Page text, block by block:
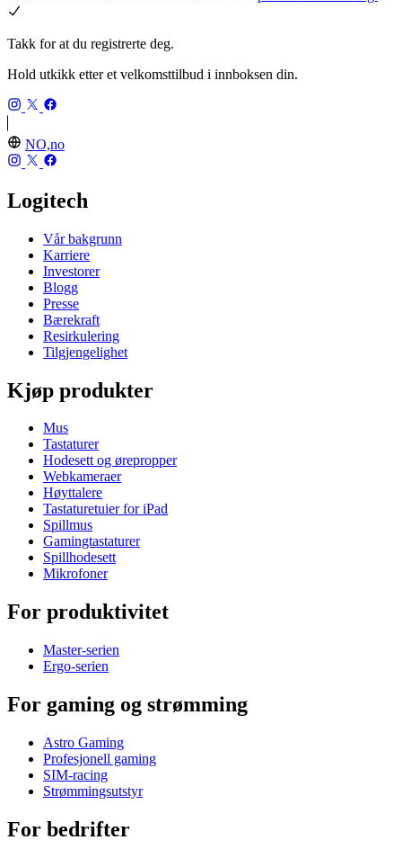
Takk for at du registrerte deg.
Hold utkikk etter et velkomsttilbud i innboksen din.
NO,no
Logitech
Vår bakgrunn
Karriere
Investorer
Blogg
Presse
Bærekraft
Resirkulering
Tilgjengelighet
Kjøp produkter
Mus
Tastaturer
Hodesett og ørepropper
Webkameraer
Høyttalere
Tastaturetuier for iPad
Spillmus
Gamingtastaturer
Spillhodesett
Mikrofoner
For produktivitet
Master-serien
Ergo-serien
For gaming og strømming
Astro Gaming
Profesjonell gaming
SIM-racing
Strømmingsutstyr
For bedrifter